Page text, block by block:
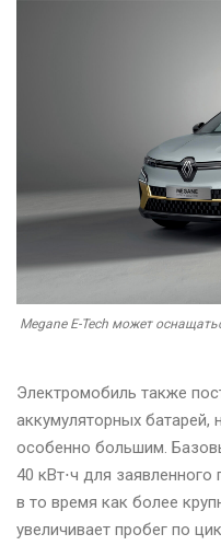
Megane E-Tech может
Электромобиль также
аккумуляторных батарей,
особенно большим.
40 кВт⋅ч для заявленного
в то время как более
увеличивает пробег по